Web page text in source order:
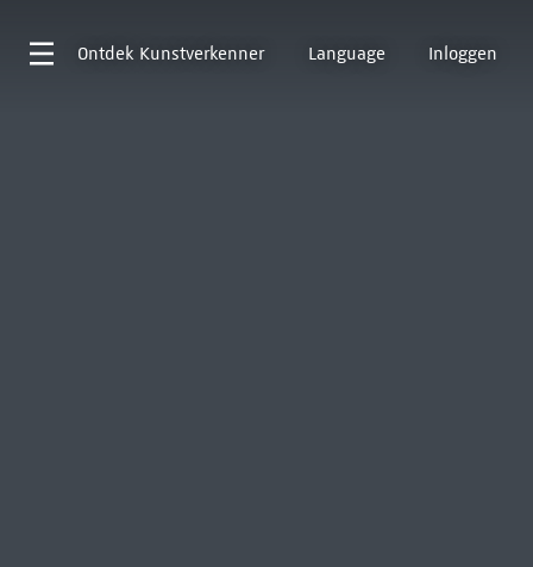
Ontdek Kunstverkenner Language Inloggen